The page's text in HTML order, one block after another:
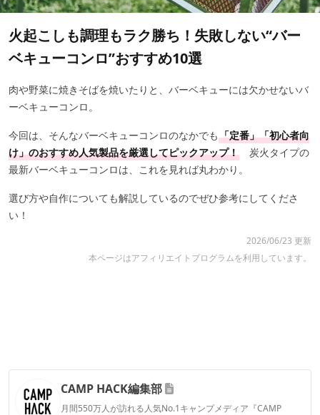
火起こしも調理もラク勝ち！失敗しない“バー
ベキューコンロ”おすすめ10選
肉や野菜に焼きそばを焼いたりと、バーベキューには欠かせないバ
ーベキューコンロ。
今回は、そんなバーベキューコンロのなかでも「定番」「初心者向
け」のおすすめ人気製品を厳選してピックアップ！ 炭火タイプの
最新バーベキューコンロは、これを見れば丸わかり。
選び方や自作についても解説しているのでぜひ参考にしてくださ
い！
2026/06/23 更新
本ページはアフィリエイトプログラムを利用しています。
CAMP HACK編集部
月間550万人が訪れる人気No.1キャンプメディア『CAMP